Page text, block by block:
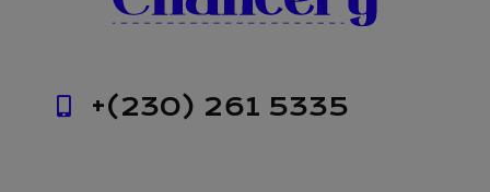
+(230) 261 5335